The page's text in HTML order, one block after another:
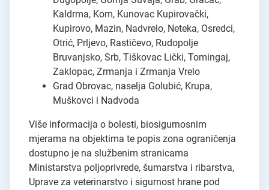
Kaldrma, Kom, Kunovac Kupirovački,
Kupirovo, Mazin, Nadvrelo, Neteka, Osredci,
Otrić, Prljevo, Rastičevo, Rudopolje
Bruvanjsko, Srb, Tiškovac Lički, Tomingaj,
Zaklopac, Zrmanja i Zrmanja Vrelo
Grad Obrovac, naselja Golubić, Krupa,
Muškovci i Nadvoda
Više informacija o bolesti, biosigurnosnim
mjerama na objektima te popis zona ograničenja
dostupno je na službenim stranicama
Ministarstva poljoprivrede, šumarstva i ribarstva,
Uprave za veterinarstvo i sigurnost hrane pod